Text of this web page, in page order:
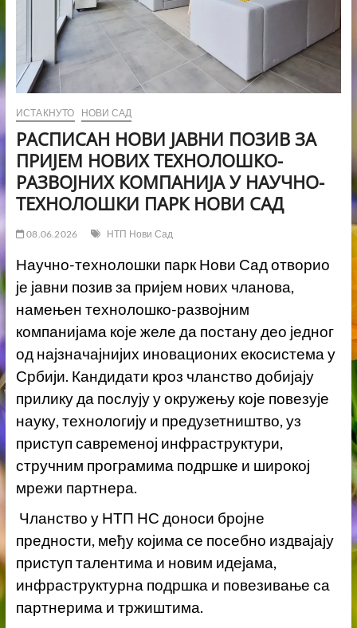
ИСТАКНУТО НОВИ САД
РАСПИСАН НОВИ ЈАВНИ ПОЗИВ ЗА
ПРИЈЕМ НОВИХ ТЕХНОЛОШКО-
РАЗВОЈНИХ КОМПАНИЈА У НАУЧНО-
ТЕХНОЛОШКИ ПАРК НОВИ САД
08.06.2026 НТП Нови Сад
Научно-технолошки парк Нови Сад отворио
је јавни позив за пријем нових чланова,
намењен технолошко-развојним
компанијама које желе да постану део једног
од најзначајнијих иновационих екосистема у
Србији. Кандидати кроз чланство добијају
прилику да послују у окружењу које повезује
науку, технологију и предузетништво, уз
приступ савременој инфраструктури,
стручним програмима подршке и широкој
мрежи партнера.
Чланство у НТП НС доноси бројне
предности, међу којима се посебно издвајају
приступ талентима и новим идејама,
инфраструктурна подршка и повезивање са
партнерима и тржиштима.